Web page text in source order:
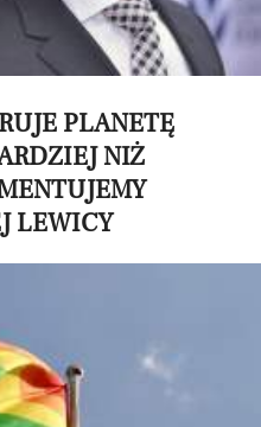
PLANETĘ
NIŻ
LEWICY